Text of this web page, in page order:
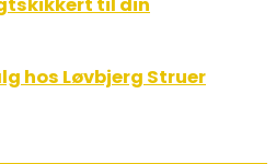
hos Løvbjerg Struer